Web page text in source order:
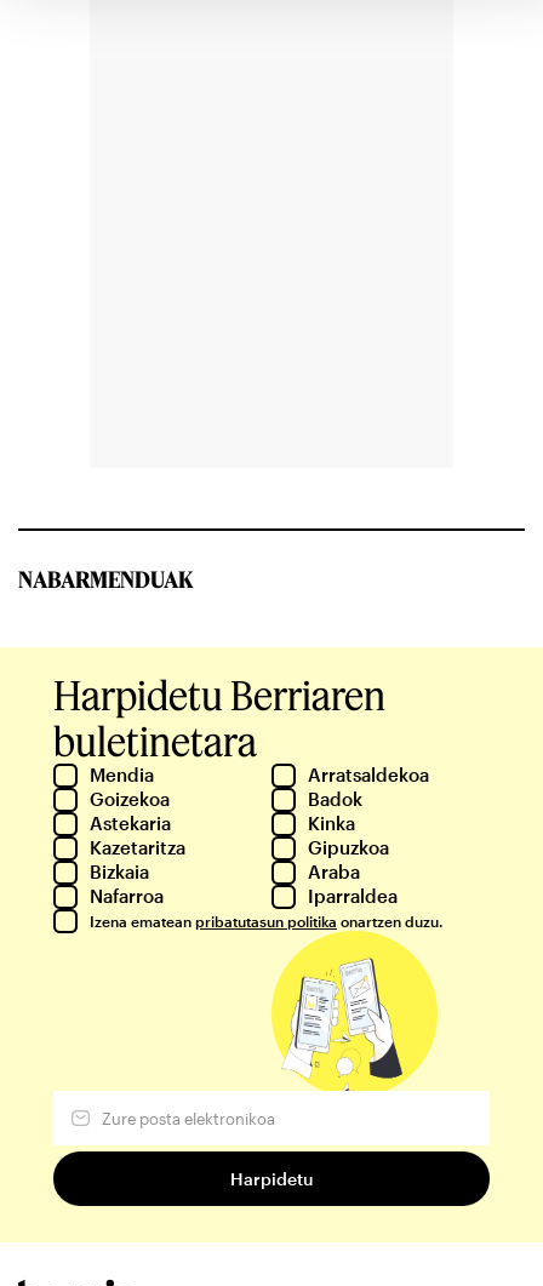
NABARMENDUAK
Harpidetu Berriaren
buletinetara
Mendia
Arratsaldekoa
Goizekoa
Badok
Astekaria
Kinka
Kazetaritza
Gipuzkoa
Bizkaia
Araba
Nafarroa
Iparraldea
Izena ematean pribatutasun politika onartzen duzu.